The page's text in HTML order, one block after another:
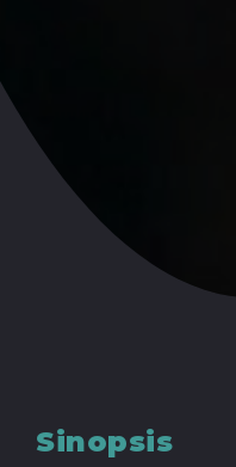
Sinopsis